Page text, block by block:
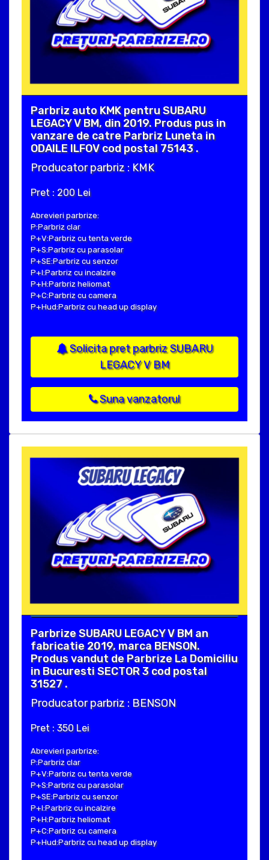
Parbriz auto KMK pentru SUBARU
LEGACY V BM, din 2019. Produs pus in
vanzare de catre Parbriz Luneta in
ODAILE ILFOV cod postal 75143 .
Producator parbriz : KMK
Pret : 200 Lei
Abrevieri parbrize:
P:Parbriz clar
P+V:Parbriz cu tenta verde
P+S:Parbriz cu parasolar
P+SE:Parbriz cu senzor
P+I:Parbriz cu incalzire
P+H:Parbriz heliomat
P+C:Parbriz cu camera
P+Hud:Parbriz cu head up display
Solicita pret parbriz SUBARU
LEGACY V BM
Suna vanzatorul
Parbrize SUBARU LEGACY V BM an
fabricatie 2019, marca BENSON.
Produs vandut de Parbrize La Domiciliu
in Bucuresti SECTOR 3 cod postal
31527 .
Producator parbriz : BENSON
Pret : 350 Lei
Abrevieri parbrize:
P:Parbriz clar
P+V:Parbriz cu tenta verde
P+S:Parbriz cu parasolar
P+SE:Parbriz cu senzor
P+I:Parbriz cu incalzire
P+H:Parbriz heliomat
P+C:Parbriz cu camera
P+Hud:Parbriz cu head up display